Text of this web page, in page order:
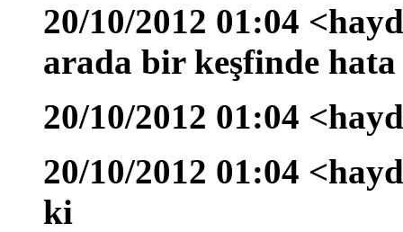
20/10/2012 01:04
arada bir keşfinde hata
20/10/2012 01:04
20/10/2012 01:04
ki